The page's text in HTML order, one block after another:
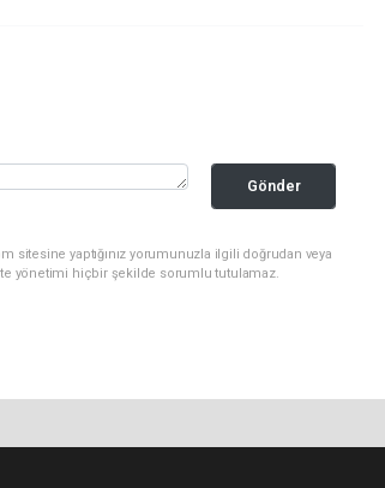
Gönder
sitesine yaptığınız yorumunuzla ilgili doğrudan veya
yönetimi hiçbir şekilde sorumlu tutulamaz.